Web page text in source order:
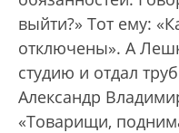
выйти?» Тот ему:
отключены». А
студию и отдал
Александр
«Товарищи,